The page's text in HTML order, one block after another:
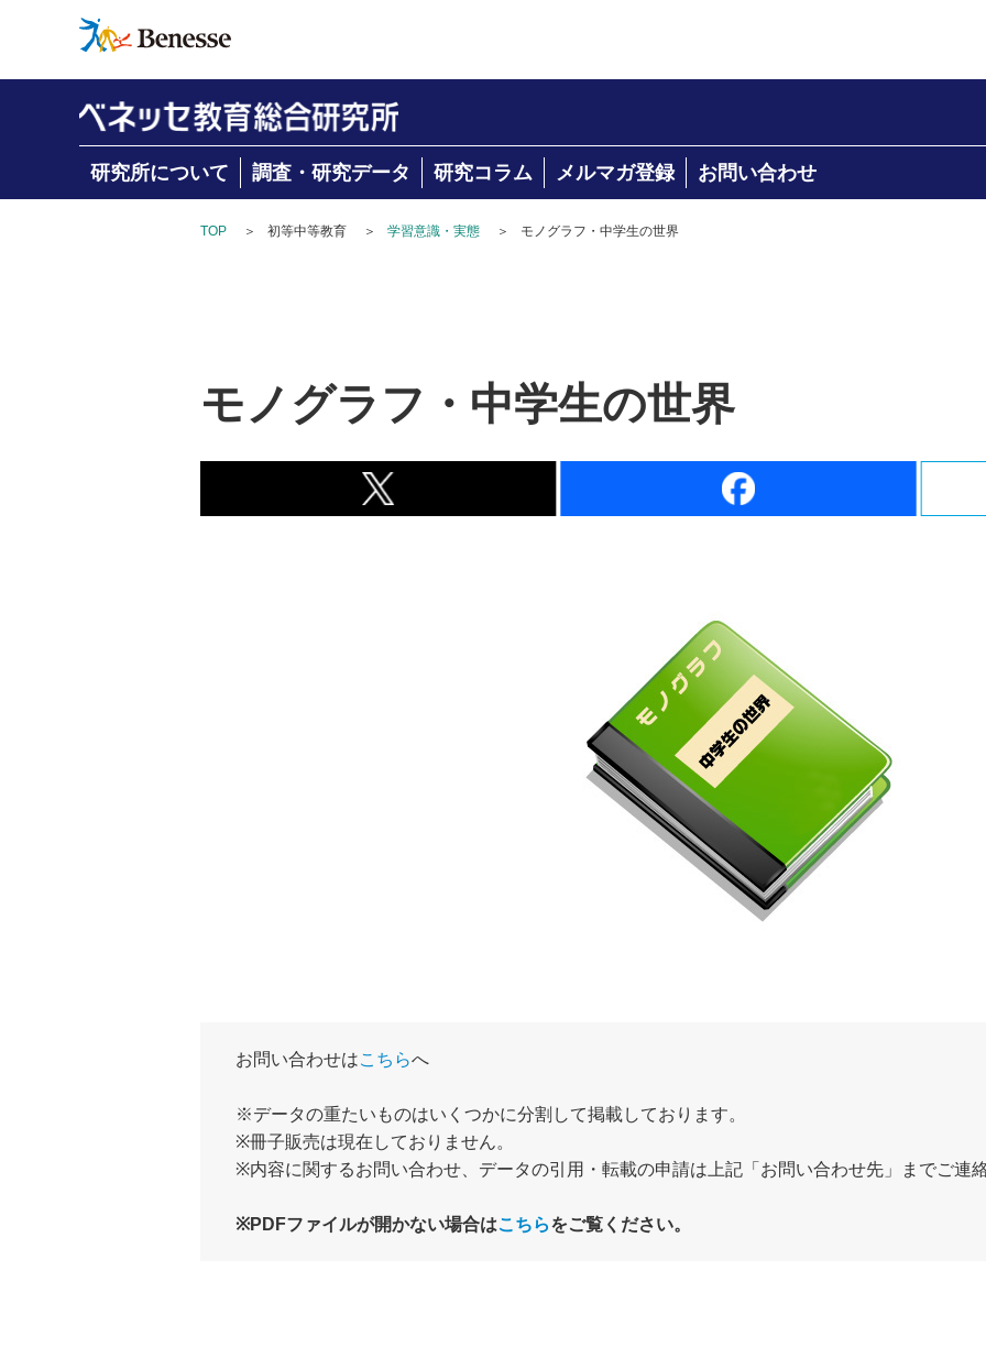
研究所について 調査・研究データ 研究コラム メルマガ登録 お問い合わせ
TOP ＞ 初等中等教育 ＞ 学習意識・実態 ＞ モノグラフ・中学生の世界
モノグラフ・中学生の世界
お問い合わせはこちらへ
※データの重たいものはいくつかに分割して掲載しております。
※冊子販売は現在しておりません。
※内容に関するお問い合わせ、データの引用・転載の申請は上記「お問い合わせ先」までご連絡
※PDFファイルが開かない場合はこちらをご覧ください。